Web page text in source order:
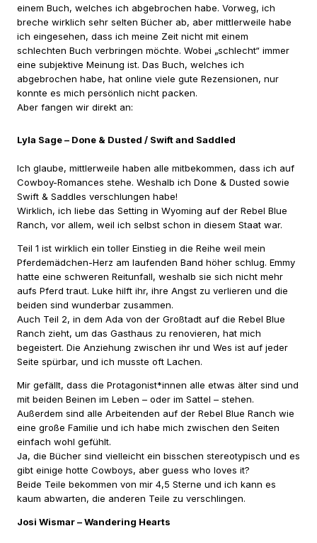
einem Buch, welches ich abgebrochen habe. Vorweg, ich
breche wirklich sehr selten Bücher ab, aber mittlerweile habe
ich eingesehen, dass ich meine Zeit nicht mit einem
schlechten Buch verbringen möchte. Wobei „schlecht“ immer
eine subjektive Meinung ist. Das Buch, welches ich
abgebrochen habe, hat online viele gute Rezensionen, nur
konnte es mich persönlich nicht packen.
Aber fangen wir direkt an:
Lyla Sage – Done & Dusted / Swift and Saddled
Ich glaube, mittlerweile haben alle mitbekommen, dass ich auf
Cowboy-Romances stehe. Weshalb ich Done & Dusted sowie
Swift & Saddles verschlungen habe!
Wirklich, ich liebe das Setting in Wyoming auf der Rebel Blue
Ranch, vor allem, weil ich selbst schon in diesem Staat war.
Teil 1 ist wirklich ein toller Einstieg in die Reihe weil mein
Pferdemädchen-Herz am laufenden Band höher schlug. Emmy
hatte eine schweren Reitunfall, weshalb sie sich nicht mehr
aufs Pferd traut. Luke hilft ihr, ihre Angst zu verlieren und die
beiden sind wunderbar zusammen.
Auch Teil 2, in dem Ada von der Großtadt auf die Rebel Blue
Ranch zieht, um das Gasthaus zu renovieren, hat mich
begeistert. Die Anziehung zwischen ihr und Wes ist auf jeder
Seite spürbar, und ich musste oft Lachen.
Mir gefällt, dass die Protagonist*innen alle etwas älter sind und
mit beiden Beinen im Leben – oder im Sattel – stehen.
Außerdem sind alle Arbeitenden auf der Rebel Blue Ranch wie
eine große Familie und ich habe mich zwischen den Seiten
einfach wohl gefühlt.
Ja, die Bücher sind vielleicht ein bisschen stereotypisch und es
gibt einige hotte Cowboys, aber guess who loves it?
Beide Teile bekommen von mir 4,5 Sterne und ich kann es
kaum abwarten, die anderen Teile zu verschlingen.
Josi Wismar – Wandering Hearts